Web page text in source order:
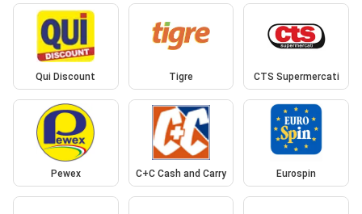
Qui Discount Tigre CTS Supermercati
Pewex C+C Cash and Carry Eurospin